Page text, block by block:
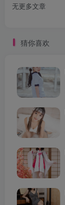
无更多文章
猜你喜欢